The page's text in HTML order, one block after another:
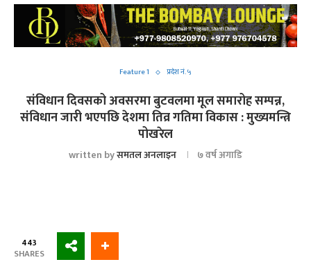
Feature 1 प्रदेश नं. ५
संविधान दिवसको अवसरमा बुटवलमा मूल समारोह सम्पन्न,
संविधान जारी भएपछि देशमा तिव्र गतिमा विकास : मुख्यमन्त्रि
पोखरेल
written byसमतल अनलाइन ७ वर्ष अगाडि
443
SHARES